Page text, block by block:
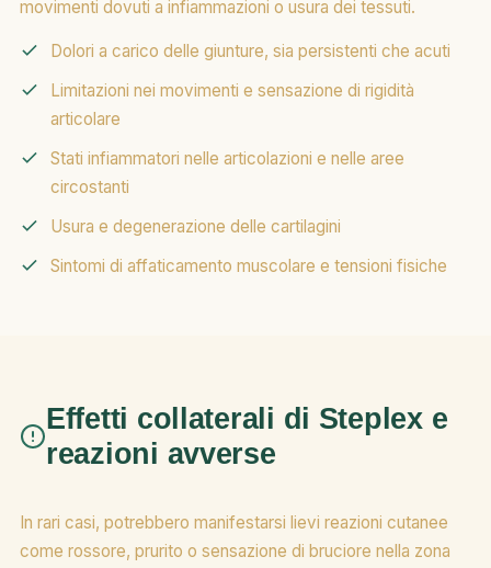
movimenti dovuti a infiammazioni o usura dei tessuti.
Dolori a carico delle giunture, sia persistenti che acuti
Limitazioni nei movimenti e sensazione di rigidità
articolare
Stati infiammatori nelle articolazioni e nelle aree
circostanti
Usura e degenerazione delle cartilagini
Sintomi di affaticamento muscolare e tensioni fisiche
Effetti collaterali di Steplex e
reazioni avverse
In rari casi, potrebbero manifestarsi lievi reazioni cutanee
come rossore, prurito o sensazione di bruciore nella zona